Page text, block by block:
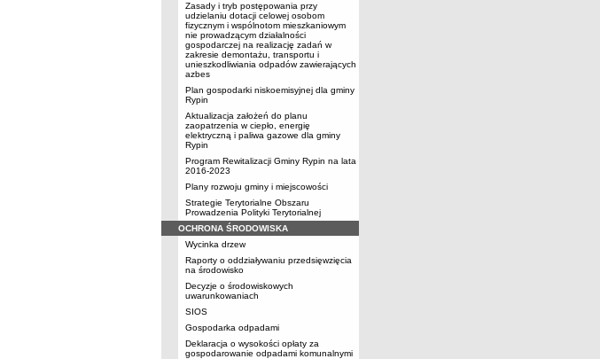
Zasady i tryb postępowania przy
udzielaniu dotacji celowej osobom
fizycznym i wspólnotom mieszkaniowym
nie prowadzącym działalności
gospodarczej na realizację zadań w
zakresie demontażu, transportu i
unieszkodliwiania odpadów zawierających
azbes
Plan gospodarki niskoemisyjnej dla gminy
Rypin
Aktualizacja założeń do planu
zaopatrzenia w ciepło, energię
elektryczną i paliwa gazowe dla gminy
Rypin
Program Rewitalizacji Gminy Rypin na lata
2016-2023
Plany rozwoju gminy i miejscowości
Strategie Terytorialne Obszaru
Prowadzenia Polityki Terytorialnej
OCHRONA ŚRODOWISKA
Wycinka drzew
Raporty o oddziaływaniu przedsięwzięcia
na środowisko
Decyzje o środowiskowych
uwarunkowaniach
SIOS
Gospodarka odpadami
Deklaracja o wysokości opłaty za
gospodarowanie odpadami komunalnymi